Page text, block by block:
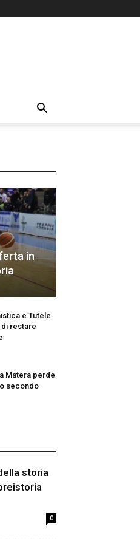
in
e Tutele
restare
Matera perde
secondo
storia
0